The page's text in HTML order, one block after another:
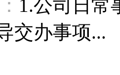
1.公司日常
交办事项...